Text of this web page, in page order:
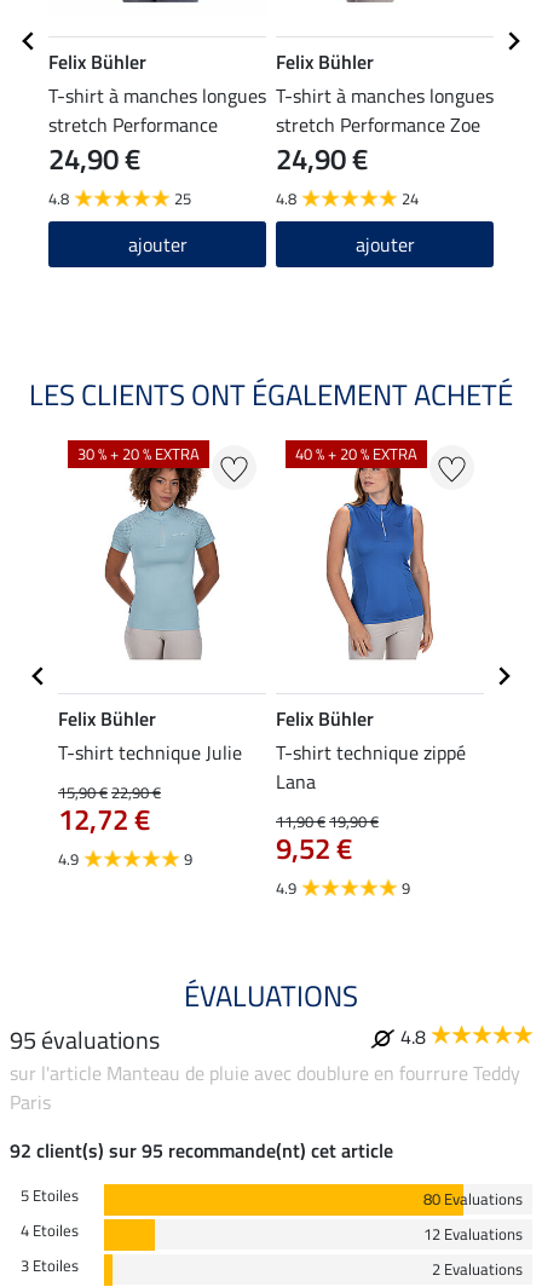
Felix Bühler
T-shirt à manches longues
stretch Performance
Frieda
24,90 €
4.8 25
ajouter
Felix Bühler
T-shirt à manches longues
stretch Performance Zoe
24,90 €
4.8 24
ajouter
LES CLIENTS ONT ÉGALEMENT ACHETÉ
30 % + 20 % EXTRA
Felix Bühler
T-shirt technique Julie
15,90 €22,90 €
12,72 €
4.9 9
40 % + 20 % EXTRA
Felix Bühler
T-shirt technique zippé
Lana
11,90 €19,90 €
9,52 €
4.9 9
ÉVALUATIONS
95 évaluations
4.8
sur l'article Manteau de pluie avec doublure en fourrure Teddy
Paris
92 client(s) sur 95 recommande(nt) cet article
5 Etoiles
80 Evaluations
4 Etoiles
12 Evaluations
3 Etoiles
2 Evaluations